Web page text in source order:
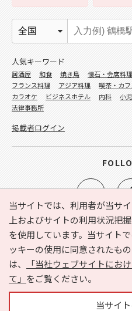
当サイトでは、利用者が当サ
上およびサイトの利用状況把
を使用しています。当サイト
ッキーの使用に同意されたも
は、
「当社ウェブサイトにお
て」 をご覧ください。
当サイ
e-NAVITA（イーナビタ）とは？
利用規約
個人情報の取り
サイトマップ
広告掲
人気キーワード
居酒屋 和食 焼き鳥 懐石・会席料理
フランス料理
アジア料理 喫茶・カフ
カラオケ
ビジネスホテル 内科 小
法律事務所
掲載者ログイン